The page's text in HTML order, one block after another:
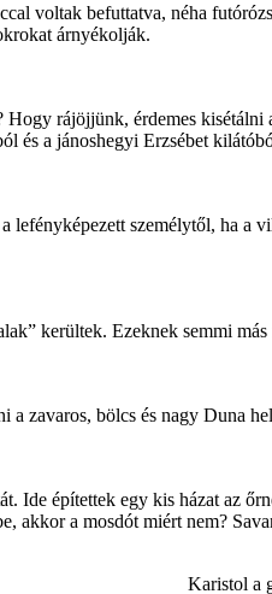
voltak befuttatva, néha
árnyékolják.
rájöjjünk, érdemes
és a jánoshegyi Erzsébet
személytől, ha a
kerültek. Ezeknek semmi
a zavaros, bölcs és nagy Duna
Ide építettek egy kis házat az
akkor a mosdót miért nem?
Karistol a